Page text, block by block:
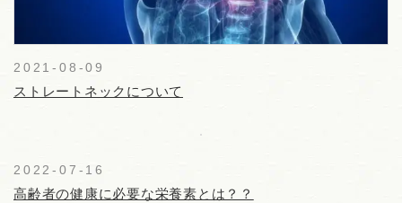
2021-08-09
ストレートネックについて
2022-07-16
高齢者の健康に必要な栄養素とは？？